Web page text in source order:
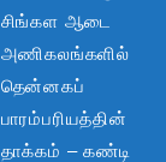
சிங்கள ஆடை
அணிகலங்களில்
தென்னகப்
பாரம்பரியத்தின்
தாக்கம் – கண்டி